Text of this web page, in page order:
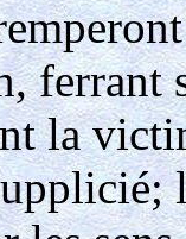
ferrant
la